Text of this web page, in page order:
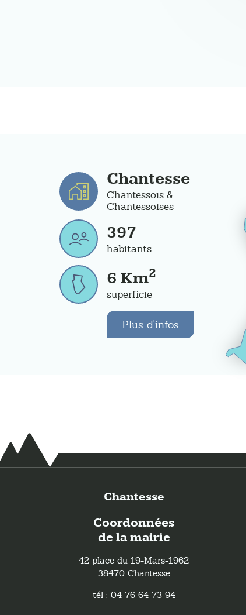
Chantesse
Chantessois &
Chantessoises
397
habitants
6 Km2
superficie
Plus d'infos
Chantesse
Coordonnées
de la mairie
42 place du 19-Mars-1962
38470 Chantesse
tél : 04 76 64 73 94